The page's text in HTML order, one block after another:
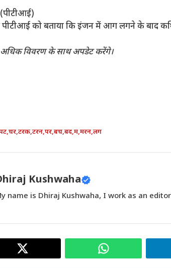
को बताया कि इंजन में आग लगने के बाद
अधिक विवरण के साथ अपडेट करेंगे।
,चर,टरक,टरन,पर,बच,बद,म,मरन,लग
Kushwaha
name is Dhiraj Kushwaha, I work as an